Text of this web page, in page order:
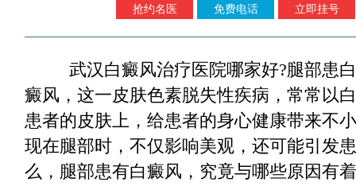
抢约名医 免费电话 立即挂号
武汉白癜风治疗医院哪家好?腿部患白
癜风，这一皮肤色素脱失性疾病，常常以
患者的皮肤上，给患者的身心健康带来不
现在腿部时，不仅影响美观，还可能引发
么，腿部患有白癜风，究竟与哪些原因有